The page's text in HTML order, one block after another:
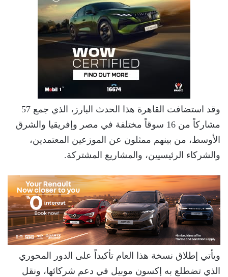
وقد استضافت القاهرة هذا الحدث البارز، الذي جمع 57
مشاركاً من 16 سوقاً مختلفة في مصر وإفريقيا والشرق
الأوسط، من بينهم ممثلون عن الموزعين المعتمدين،
والشركاء الرئيسيين، والمشاريع المشتركة.
ويأتي إطلاق نسخة هذا العام تأكيداً على الدور المحوري
الذي تضطلع به إكسون موبيل في دعم شركائها، ونقل